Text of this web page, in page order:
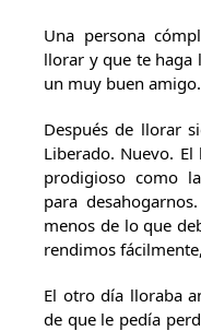
Una persona
llorar y que te haga
un muy buen amigo.
Después de llorar
Liberado. Nuevo.
prodigioso como
para
menos de lo que
rendimos
El otro día lloraba
de que le pedía